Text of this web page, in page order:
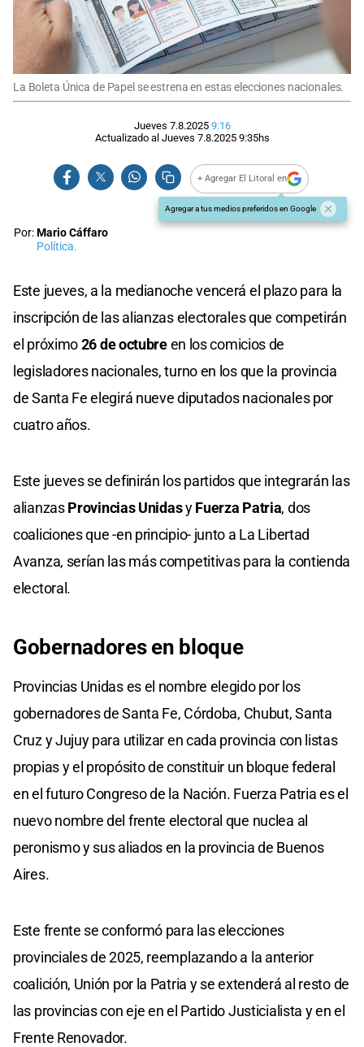
La Boleta Única de Papel se estrena en estas elecciones nacionales.
Jueves 7.8.2025 9:16
Actualizado al Jueves 7.8.2025 9:35hs
+ Agregar El Litoral en
Agregar a tus medios preferidos en Google
Por:Mario Cáffaro
Política.
Este jueves, a la medianoche vencerá el plazo para la
inscripción de las alianzas electorales que competirán
el próximo26 de octubreen los comicios de
legisladores nacionales, turno en los que la provincia
de Santa Fe elegirá nueve diputados nacionales por
cuatro años.
Este jueves se definirán los partidos que integrarán las
alianzasProvincias UnidasyFuerza Patria, dos
coaliciones que -en principio- junto a La Libertad
Avanza, serían las más competitivas para la contienda
electoral.
Gobernadores en bloque
Provincias Unidas es el nombre elegido por los
gobernadores de Santa Fe, Córdoba, Chubut, Santa
Cruz y Jujuy para utilizar en cada provincia con listas
propias y el propósito de constituir un bloque federal
en el futuro Congreso de la Nación. Fuerza Patria es el
nuevo nombre del frente electoral que nuclea al
peronismo y sus aliados en la provincia de Buenos
Aires.
Este frente se conformó para las elecciones
provinciales de 2025, reemplazando a la anterior
coalición, Unión por la Patria y se extenderá al resto de
las provincias con eje en el Partido Justicialista y en el
Frente Renovador.